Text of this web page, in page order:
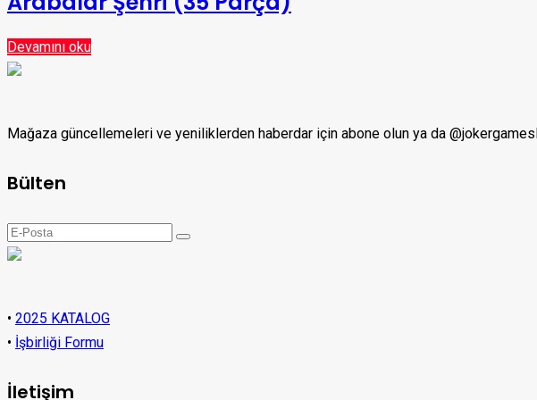
Devamını oku
Mağaza güncellemeleri ve yeniliklerden haberdar için abone olun ya da
Bülten
• 2025 KATALOG
• İşbirliği Formu
İletişim